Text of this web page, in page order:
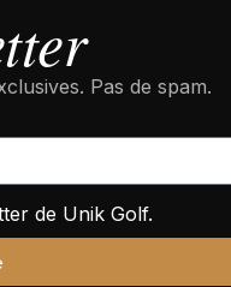
Pas de spam.
de Unik Golf.